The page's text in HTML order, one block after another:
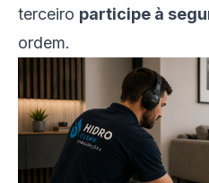
terceiro participe à
ordem.